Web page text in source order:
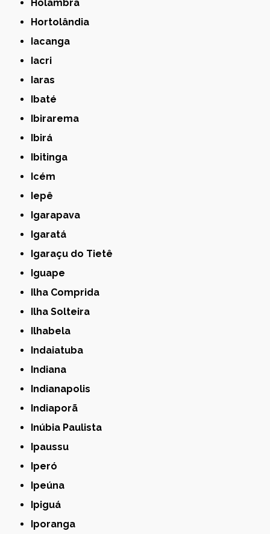
Holambra
Hortolândia
Iacanga
Iacri
Iaras
Ibaté
Ibirarema
Ibirá
Ibitinga
Icém
Iepê
Igarapava
Igaratá
Igaraçu do Tietê
Iguape
Ilha Comprida
Ilha Solteira
Ilhabela
Indaiatuba
Indiana
Indianapolis
Indiaporã
Inúbia Paulista
Ipaussu
Iperó
Ipeúna
Ipiguá
Iporanga